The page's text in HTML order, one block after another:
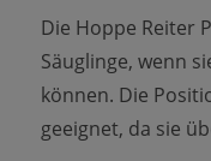
Die Hoppe Reiter
Säuglinge, wenn
können. Die
geeignet, da sie